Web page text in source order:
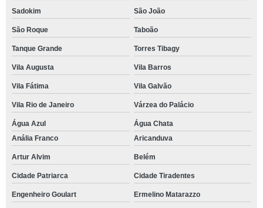
Sadokim São João
São Roque Taboão
Tanque Grande Torres Tibagy
Vila Augusta Vila Barros
Vila Fátima Vila Galvão
Vila Rio de Janeiro Várzea do Palácio
Água Azul
Água Chata
Anália Franco
Aricanduva
Artur Alvim Belém
Cidade Patriarca Cidade Tiradentes
Engenheiro Goulart Ermelino Matarazzo